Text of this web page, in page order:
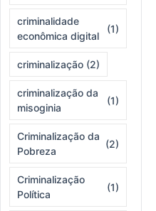
criminalidade
econômica digital
(1)
criminalização (2)
criminalização da
misoginia
(1)
Criminalização da
Pobreza
(2)
Criminalização
Política
(1)